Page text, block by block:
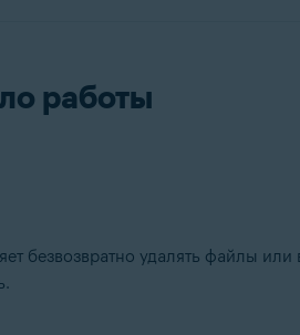
работы
безвозвратно удалять файлы